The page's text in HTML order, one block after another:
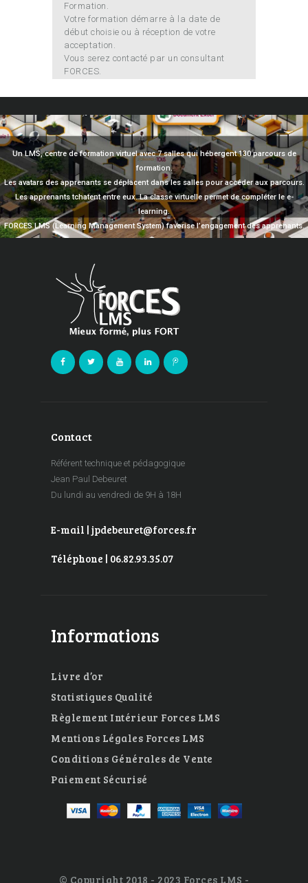
Formation.
Votre formation démarre à la date de
début choisie ou à réception de votre
acceptation.
Vous serez contacté par un consultant
FORCES.
Un LMS, centre de formation virtuel avec 7 salles qui hébergent 130 parcours de
formation.
Les avatars des apprenants se déplacent dans les salles pour accéder aux parcours.
Les apprenants tchatent entre eux. La classe virtuelle permet de compléter le e-
learning.
FORCES LMS (Learning Management System) favorise l’engagement des apprenants.
Contact
Référent technique et pédagogique
Jean Paul Debeuret
Du lundi au vendredi de 9H à 18H
E-mail | jpdebeuret@forces.fr
Téléphone | 06.82.93.35.07
Informations
Livre d’or
Statistiques Qualité
Règlement Intérieur Forces LMS
Mentions Légales Forces LMS
Conditions Générales de Vente
Paiement Sécurisé
© Copyright 2018 - 2023 Forces LMS -